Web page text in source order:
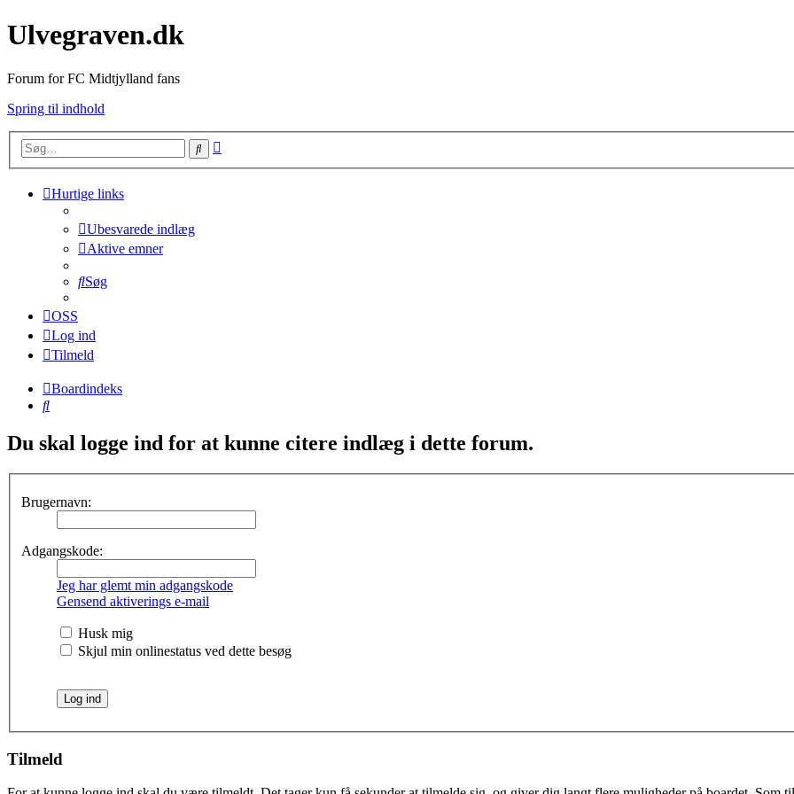
Ulvegraven.dk
Forum for FC Midtjylland fans
Spring til indhold
Søg
Hurtige links
Ubesvarede indlæg
Aktive emner
Søg
OSS
Log ind
Tilmeld
Boardindeks
Søg
Du skal logge ind for at kunne citere indlæg i dette forum.
Brugernavn:
Adgangskode:
Jeg har glemt min adgangskode
Gensend aktiverings e-mail
Husk mig
Skjul min onlinestatus ved dette besøg
Tilmeld